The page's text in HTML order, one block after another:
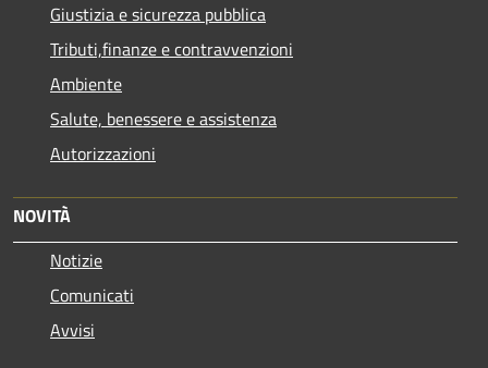
Giustizia e sicurezza pubblica
Tributi,finanze e contravvenzioni
Ambiente
Salute, benessere e assistenza
Autorizzazioni
NOVITÀ
Notizie
Comunicati
Avvisi